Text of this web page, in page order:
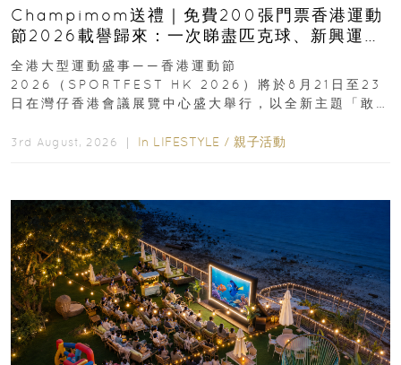
Champimom送禮｜免費200張門票香港運動
節2026載譽歸來：一次睇盡匹克球、新興運
動、街舞比賽＋逾百運動品牌展覽
全港大型運動盛事——香港運動節
2026（SPORTFEST HK 2026）將於8月21日至23
日在灣仔香港會議展覽中心盛大舉行，以全新主題「敢
3rd August, 2026 ｜ In LIFESTYLE / 親子活動